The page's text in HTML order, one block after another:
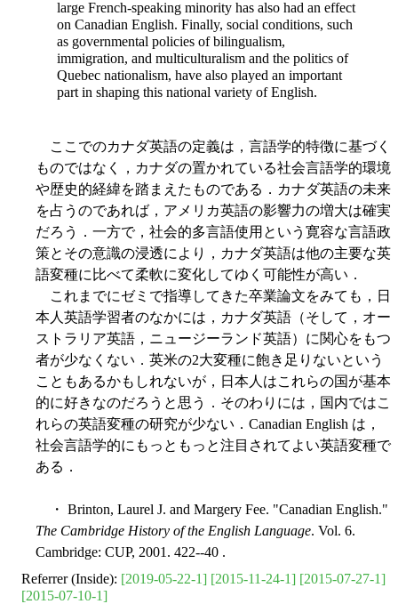
large French-speaking minority has also had an effect
on Canadian English. Finally, social conditions, such
as governmental policies of bilingualism,
immigration, and multiculturalism and the politics of
Quebec nationalism, have also played an important
part in shaping this national variety of English.
ここでのカナダ英語の定義は，言語学的特徴に基づく
ものではなく，カナダの置かれている社会言語学的環境
や歴史的経緯を踏まえたものである．カナダ英語の未来
を占うのであれば，アメリカ英語の影響力の増大は確実
だろう．一方で，社会的多言語使用という寛容な言語政
策とその意識の浸透により，カナダ英語は他の主要な英
語変種に比べて柔軟に変化してゆく可能性が高い．
これまでにゼミで指導してきた卒業論文をみても，日
本人英語学習者のなかには，カナダ英語（そして，オー
ストラリア英語，ニュージーランド英語）に関心をもつ
者が少なくない．英米の2大変種に飽き足りないという
こともあるかもしれないが，日本人はこれらの国が基本
的に好きなのだろうと思う．そのわりには，国内ではこ
れらの英語変種の研究が少ない．Canadian English は，
社会言語学的にもっともっと注目されてよい英語変種で
ある．
・ Brinton, Laurel J. and Margery Fee. "Canadian English."
The Cambridge History of the English Language. Vol. 6.
Cambridge: CUP, 2001. 422--40 .
Referrer (Inside): [2019-05-22-1] [2015-11-24-1] [2015-07-27-1]
[2015-07-10-1]